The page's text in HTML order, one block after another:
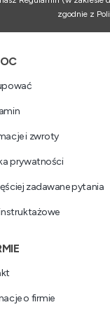
zgodnie z
w stopce
i zwroty
prywatności
zadawane pytania
o firmie